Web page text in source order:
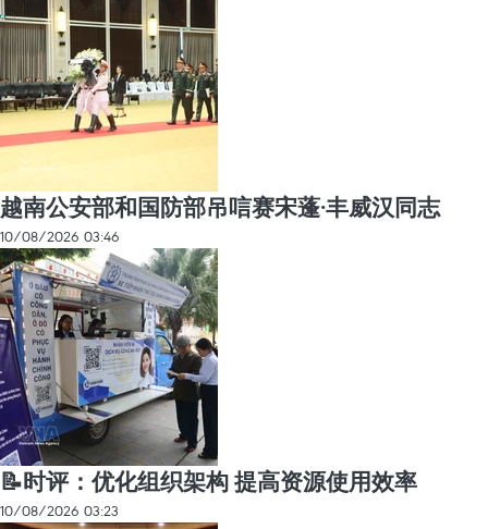
越南公安部和国防部吊唁赛宋蓬·丰威汉同志
10/08/2026 03:46
📝时评：优化组织架构 提高资源使用效率
10/08/2026 03:23